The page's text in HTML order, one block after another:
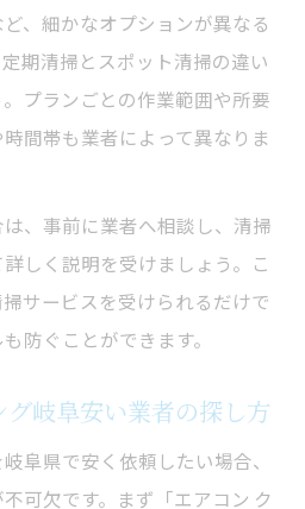
、細かなオプションが異なる
期清掃とスポット清掃の違い
プランごとの作業範囲や所要
間帯も業者によって異なりま
、事前に業者へ相談し、清掃
しく説明を受けましょう。こ
サービスを受けられるだけで
防ぐことができます。
岐阜安い業者の探し方
阜県で安く依頼したい場合、
可欠です。まず「エアコン ク